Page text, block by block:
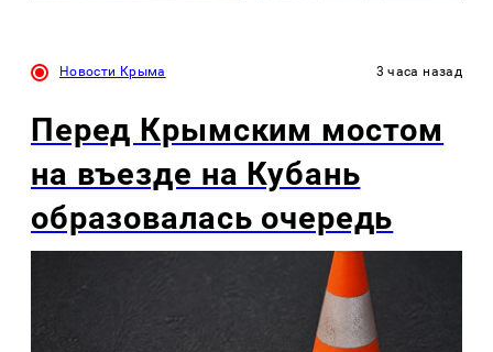
Новости Крыма 3 часа назад
Перед Крымским мостом
на въезде на Кубань
образовалась очередь